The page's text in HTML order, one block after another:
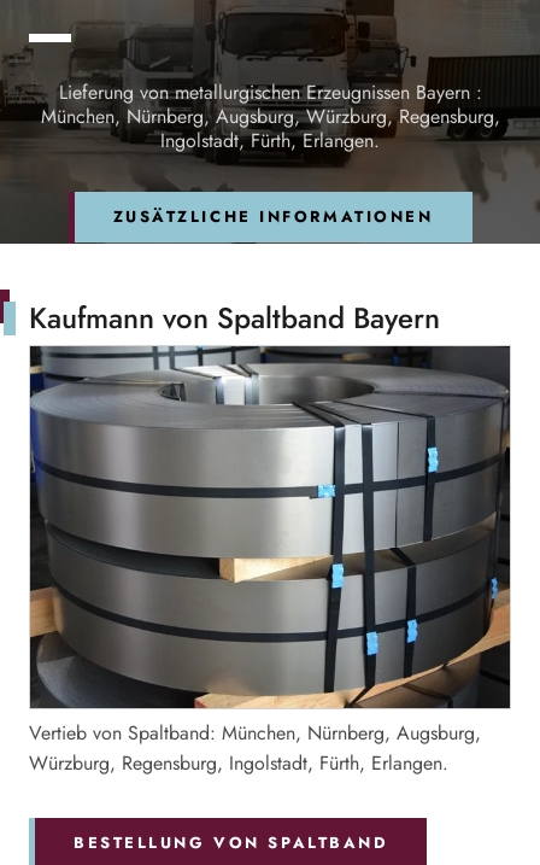
Lieferung von metallurgischen Erzeugnissen Bayern :
München, Nürnberg, Augsburg, Würzburg, Regensburg,
Ingolstadt, Fürth, Erlangen.
ZUSÄTZLICHE INFORMATIONEN
Kaufmann von Spaltband Bayern
Vertieb von Spaltband: München, Nürnberg, Augsburg,
Würzburg, Regensburg, Ingolstadt, Fürth, Erlangen.
BESTELLUNG VON SPALTBAND